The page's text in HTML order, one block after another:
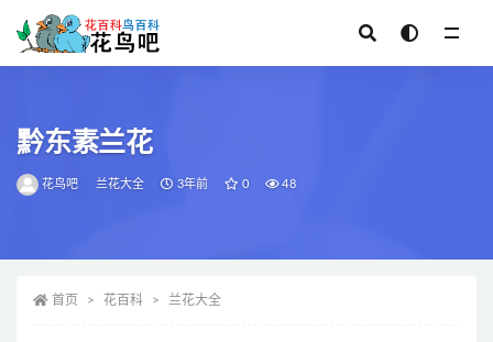
黔东素兰花
花鸟吧 兰花大全 3年前 0 48
首页 花百科 兰花大全